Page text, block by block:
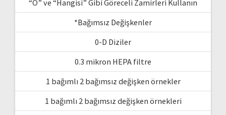
“O” ve “Hangisi” Gibi Göreceli Zamirleri Kullanın
*Bağımsız Değişkenler
0-D Diziler
0.3 mikron HEPA filtre
1 bağımlı 2 bağımsız değişken örnekler
1 bağımlı 2 bağımsız değişken örnekleri